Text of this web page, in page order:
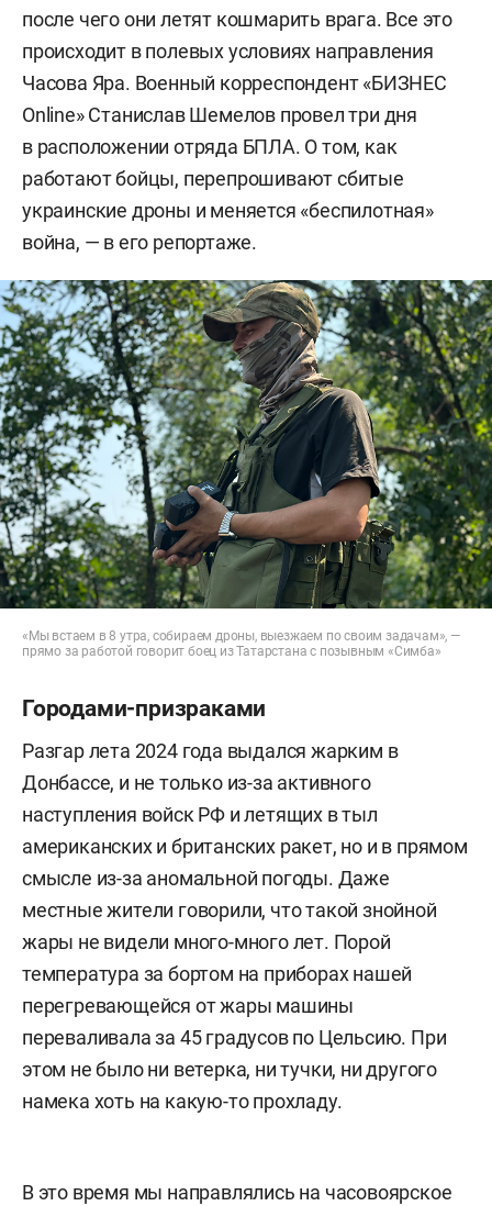
после чего они летят кошмарить врага. Все это
происходит в полевых условиях направления
Часова Яра. Военный корреспондент «БИЗНЕС
Online» Станислав Шемелов провел три дня
в расположении отряда БПЛА. О том, как
работают бойцы, перепрошивают сбитые
украинские дроны и меняется «беспилотная»
война, — в его репортаже.
«Мы встаем в 8 утра, собираем дроны, выезжаем по своим задачам», —
прямо за работой говорит боец из Татарстана с позывным «Симба»
Городами-призраками
Разгар лета 2024 года выдался жарким в
Донбассе, и не только из-за активного
наступления войск РФ и летящих в тыл
американских и британских ракет, но и в прямом
смысле из-за аномальной погоды. Даже
местные жители говорили, что такой знойной
жары не видели много-много лет. Порой
температура за бортом на приборах нашей
перегревающейся от жары машины
переваливала за 45 градусов по Цельсию. При
этом не было ни ветерка, ни тучки, ни другого
намека хоть на какую-то прохладу.
В это время мы направлялись на часовоярское